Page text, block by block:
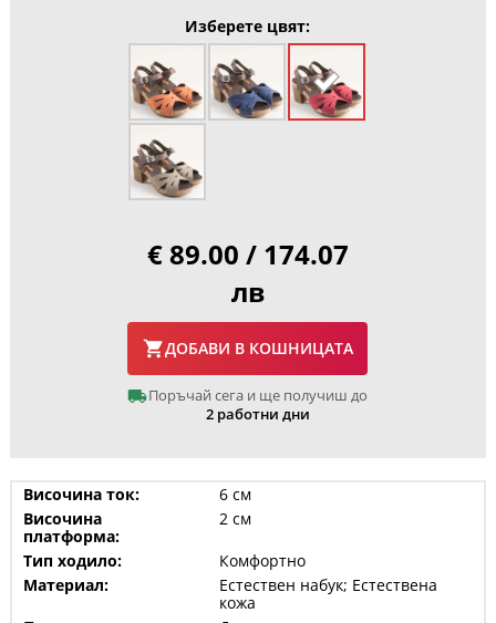
Изберете цвят:
€ 89.00 / 174.07
лв
ДОБАВИ В КОШНИЦАТА
Поръчай сега и ще получиш до
2 работни дни
Височина ток:
6 см
Височина
платформа:
2 см
Тип ходило:
Комфортно
Материал:
Естествен набук; Естествена
кожа